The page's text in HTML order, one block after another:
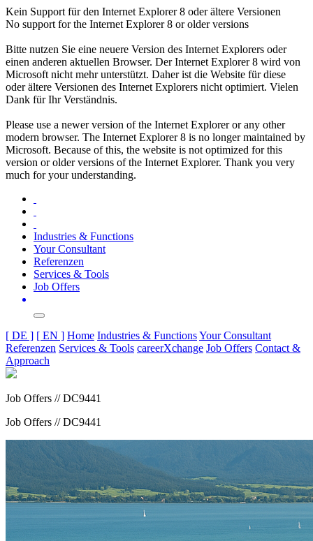
Kein Support für den Internet Explorer 8 oder ältere Versionen
No support for the Internet Explorer 8 or older versions
Bitte nutzen Sie eine neuere Version des Internet Explorers oder
einen anderen aktuellen Browser. Der Internet Explorer 8 wird von
Microsoft nicht mehr unterstützt. Daher ist die Website für diese
oder ältere Versionen des Internet Explorers nicht optimiert. Vielen
Dank für Ihr Verständnis.
Please use a newer version of the Internet Explorer or any other
modern browser. The Internet Explorer 8 is no longer maintained by
Microsoft. Because of this, the website is not optimized for this
version or older versions of the Internet Explorer. Thank you very
much for your understanding.
Industries & Functions
Your Consultant
Referenzen
Services & Tools
Job Offers
[ DE ] [ EN ] Home Industries & FunctionsYour Consultant
Referenzen Services & Tools careerXchange Job Offers Contact &
Approach
Job Offers // DC9441
Job Offers // DC9441